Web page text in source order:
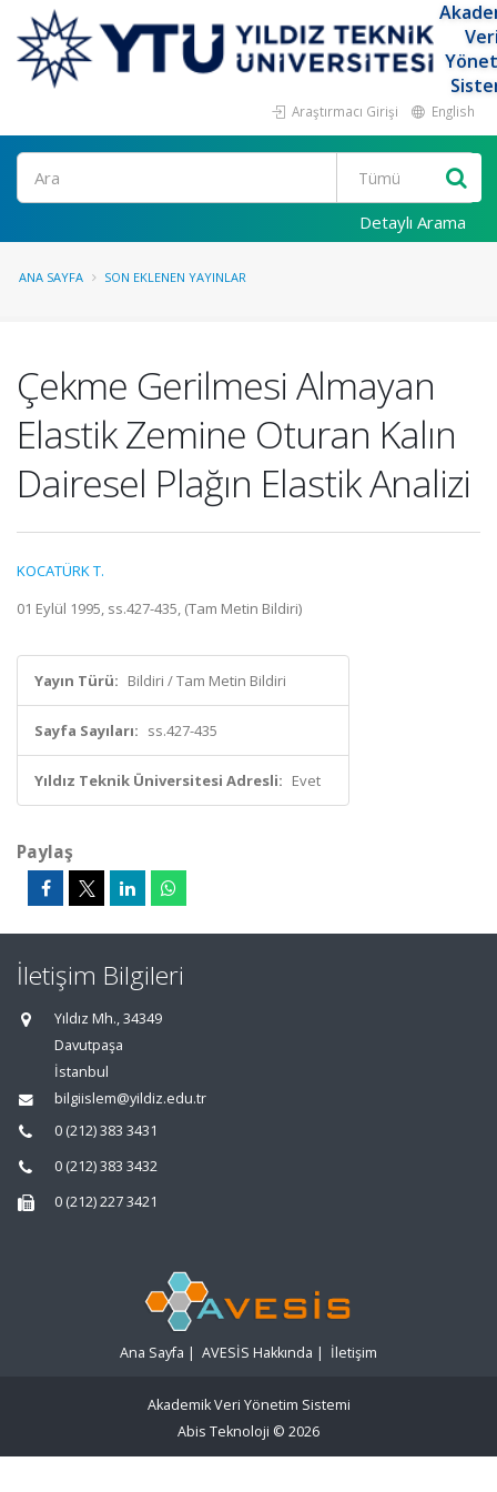
Araştırmacı Girişi English
Ara
Detaylı Arama
ANA SAYFA SON EKLENEN YAYINLAR
Çekme Gerilmesi Almayan
Elastik Zemine Oturan Kalın
Dairesel Plağın Elastik Analizi
KOCATÜRK T.
01 Eylül 1995, ss.427-435, (Tam Metin Bildiri)
Yayın Türü: Bildiri / Tam Metin Bildiri
Sayfa Sayıları: ss.427-435
Yıldız Teknik Üniversitesi Adresli: Evet
Paylaş
İletişim Bilgileri
Yıldız Mh., 34349
Davutpaşa
İstanbul
bilgiislem@yildiz.edu.tr
0 (212) 383 3431
0 (212) 383 3432
0 (212) 227 3421
Ana Sayfa | AVESİS Hakkında | İletişim
Akademik Veri Yönetim Sistemi
Abis Teknoloji © 2026